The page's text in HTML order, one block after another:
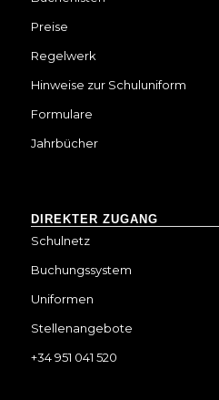
Preise
Regelwerk
Hinweise zur Schuluniform
Formulare
Jahrbücher
DIREKTER ZUGANG
Schulnetz
Buchungssystem
Uniformen
Stellenangebote
+34 951 041 520